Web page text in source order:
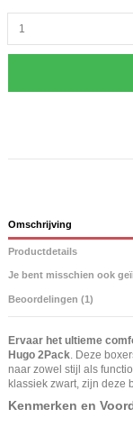
Omschrijving
Productdetails
Je bent misschien ook
Beoordelingen (1)
Ervaar het ultieme
Hugo 2Pack . Deze
naar zowel stijl als
klassiek zwart, zijn deze
Kenmerken en